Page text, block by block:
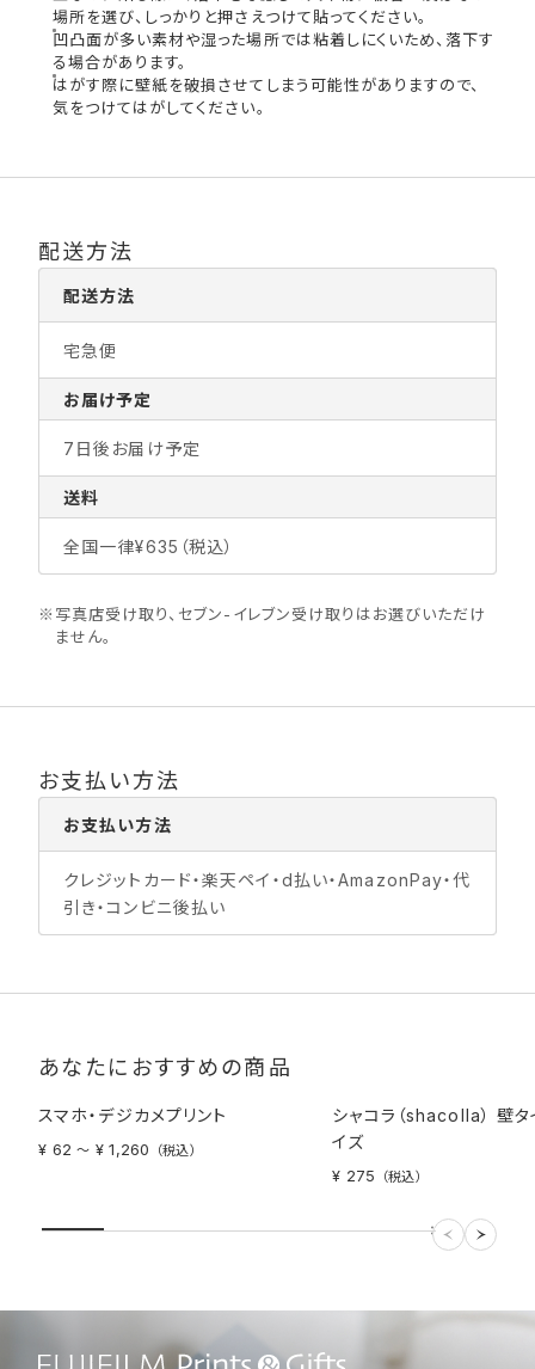
場所を選び、しっかりと押さえつけて貼ってください。
凹凸面が多い素材や湿った場所では粘着しにくいため、落下す
る場合があります。
はがす際に壁紙を破損させてしまう可能性がありますので、
気をつけてはがしてください。
配送方法
配送方法
宅急便
お届け予定
7日後お届け予定
送料
全国一律¥635（税込）
※ 写真店受け取り、セブン-イレブン受け取りはお選びいただけ
ません。
お支払い方法
お支払い方法
クレジットカード・楽天ペイ・d払い・AmazonPay・代
引き・コンビニ後払い
あなたにおすすめの商品
スマホ・デジカメプリント
¥ 62 〜 ¥ 1,260 （税込）
シャコラ（shacolla） 壁
イズ
¥ 275 （税込）